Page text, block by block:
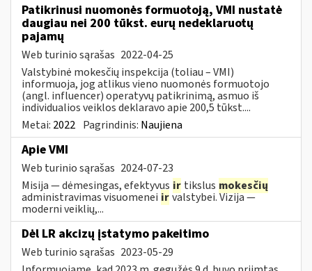
Patikrinusi nuomonės formuotoją, VMI nustatė
daugiau nei 200 tūkst. eurų nedeklaruotų
pajamų
Web turinio sąrašas 2022-04-25
Valstybinė mokesčių inspekcija (toliau – VMI)
informuoja, jog atlikus vieno nuomonės formuotojo
(angl. influencer) operatyvų patikrinimą, asmuo iš
individualios veiklos deklaravo apie 200,5 tūkst....
Metai: 2022 Pagrindinis: Naujiena
Apie VMI
Web turinio sąrašas 2024-07-23
Misija — dėmesingas, efektyvus ir tikslus mokesčių
administravimas visuomenei irvalstybei. Vizija —
moderni veiklių,...
Dėl LR akcizų įstatymo pakeitimo
Web turinio sąrašas 2023-05-29